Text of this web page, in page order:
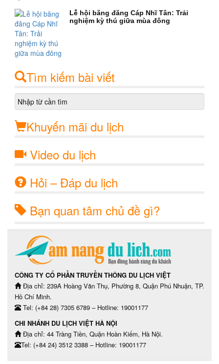
Lễ hội băng đăng Cáp Nhĩ Tân: Trải
nghiệm kỳ thú giữa mùa đông
Tìm kiếm bài viết
Khuyến mãi du lịch
Video du lịch
Hỏi – Đáp du lịch
Bạn quan tâm chủ đề gì?
CÔNG TY CỔ PHẦN TRUYỀN THÔNG DU LỊCH VIỆT
Địa chỉ: 239A Hoàng Văn Thụ, Phường 8, Quận Phú Nhuận, TP.
Hồ Chí Minh.
Tel: (+84 28) 7305 6789 – Hotline: 19001177
CHI NHÁNH DU LỊCH VIỆT HÀ NỘI
Địa chỉ: 44 Tràng Tiền, Quận Hoàn Kiếm, Hà Nội.
Tel: (+84 24) 3512 3388 – Hotline: 19001177